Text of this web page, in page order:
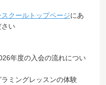
クールトップページにあ
い
年度の入会の流れについ
ミングレッスンの体験